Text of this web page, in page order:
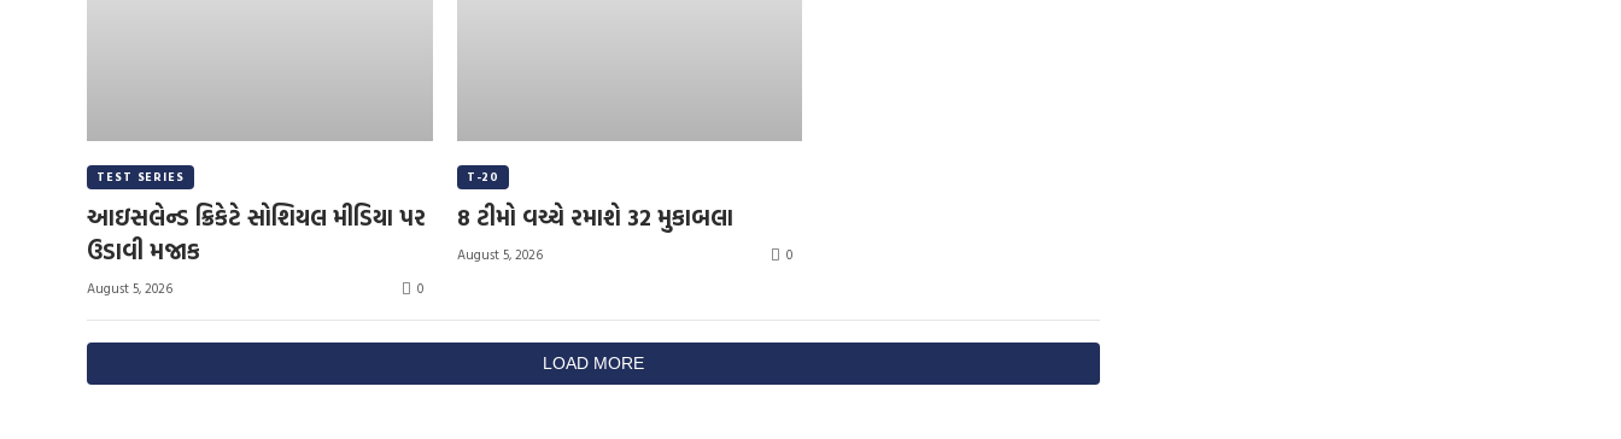
TEST SERIES
આઇસલેન્ડ ક્રિકેટે સોશિયલ મીડિયા પર
ઉડાવી મજાક
August 5, 2026 0
T-20
8 ટીમો વચ્ચે રમાશે 32 મુકાબલા
August 5, 2026 0
LOAD MORE